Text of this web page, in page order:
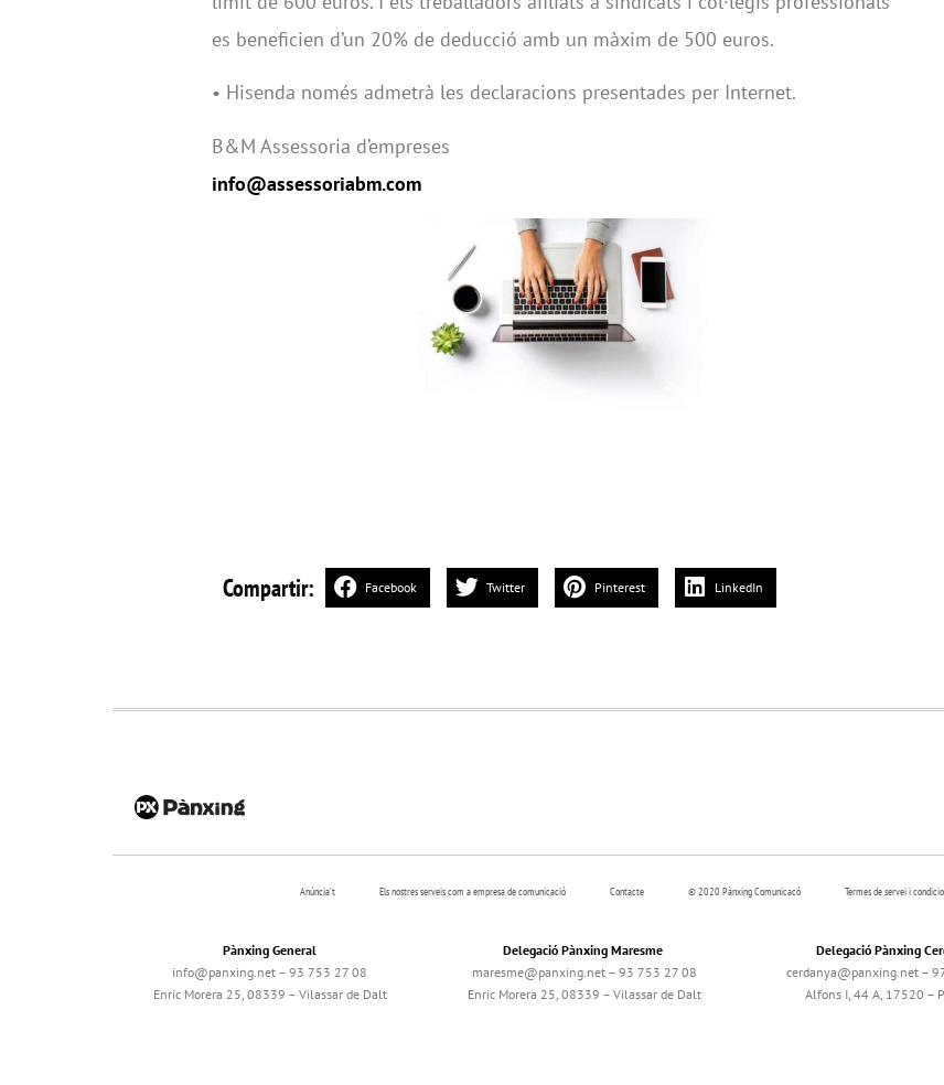
es beneficien d’un 20% de deducció amb un màxim de 500 euros.
• Hisenda només admetrà les declaracions presentades per Internet.
B&M Assessoria d’empreses
info@assessoriabm.com
Compartir: Facebook Twitter Pinterest LinkedIn
Anúncia’t Els nostres serveis com a empresa de comunicació Contacte © 2020 Pànxing Comunicacó Termes de servei i
Pànxing General
info@panxing.net – 93 753 27 08
Enric Morera 25, 08339 – Vilassar de Dalt
Delegació Pànxing Maresme
maresme@panxing.net – 93 753 27 08
Enric Morera 25, 08339 – Vilassar de Dalt
Delegació Pànxing
cerdanya@panxing.net –
Alfons I, 44 A, 17520 –